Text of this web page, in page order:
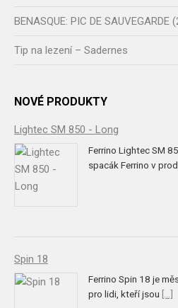
BENASQUE: PIC DE SAUVEGARDE
Tip na lezení – Sadernes
NOVÉ PRODUKTY
Lightec SM 850 - Long
Ferrino Lightec SM
spacák Ferrino v
Spin 18
Ferrino Spin 18 je
pro lidi, kteří jsou [...]